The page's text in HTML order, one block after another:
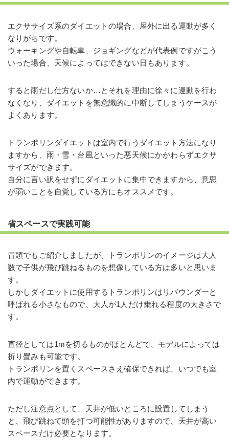
エクササイズ系のダイエットの場合、屋外に出る運動が多く
なりがちです。
ウォーキングや自転車、ジョギングなどが代表例ですがこう
いった場合、天候によってはできない日もあります。
すると雨だし仕方ないか…とそれを理由に徐々に運動を行わ
なくなり、ダイエットを無意識的に中断してしまうケースが
よくあります。
トランポリンダイエットは室内で行うダイエット方法になり
ますから、雨・雪・台風といった悪天候にかかわらずエクサ
サイズができます。
自分に言い訳をせずにダイエットに集中できますから、意思
が弱いことを自覚している方にもオススメです。
省スペースで実践可能
冒頭でもご紹介しましたが、トランポリンのイメージは大人
数で子供が飛び跳ねるものを想像している方は多いと思いま
す。
しかしダイエットに使用するトランポリンはリバウンダーと
呼ばれる小さなもので、大人が1人だけ乗れる程度の大きさで
す。
直径としては1mを切るものがほとんどで、モデルによっては
折り畳みも可能です。
トランポリンを置くスペースさえ確保できれば、いつでも室
内で運動ができます。
ただし注意点として、天井が低いところに設置してしまう
と、飛び跳ねて頭を打つ可能性がありますので、天井が高い
スペースだけ必要となります。